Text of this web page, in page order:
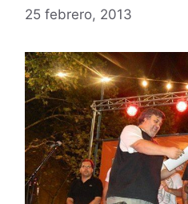
25 febrero, 2013